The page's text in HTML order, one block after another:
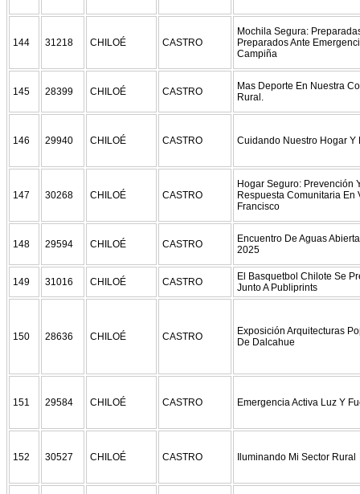
144 31218 CHILOÉ CASTRO
Mochila Segura:
Preparados Ante
Campiña
145 28399 CHILOÉ CASTRO
Mas Deporte En Nuestra
Rural.
146 29940 CHILOÉ CASTRO Cuidando Nuestro Hogar Y
147 30268 CHILOÉ CASTRO
Hogar Seguro: Prevención
Respuesta Comunitaria En
Francisco
148 29594 CHILOÉ CASTRO
Encuentro De Aguas
2025
149 31016 CHILOÉ CASTRO
El Basquetbol Chilote Se
Junto A Publiprints
150 28636 CHILOÉ CASTRO
Exposición Arquitecturas
De Dalcahue
151 29584 CHILOÉ CASTRO Emergencia Activa Luz Y
152 30527 CHILOÉ CASTRO Iluminando Mi Sector Rural